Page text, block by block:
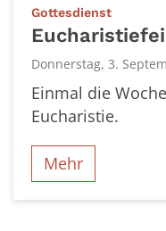
Gottesdienst:
Donnerstag, 3.
Einmal die
Eucharistie.
Mehr